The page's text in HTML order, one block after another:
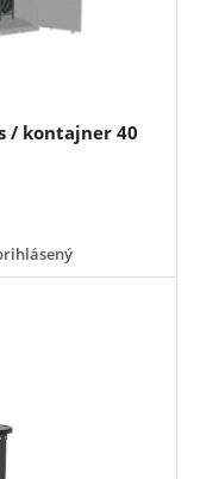
/ kontajner 40